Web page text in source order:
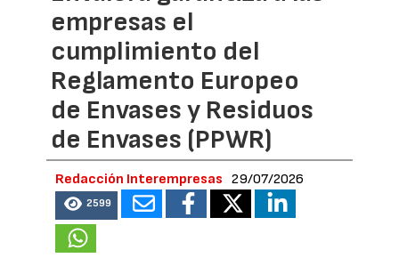
empresas el
cumplimiento del
Reglamento Europeo
de Envases y Residuos
de Envases (PPWR)
Redacción Interempresas 29/07/2026
2599